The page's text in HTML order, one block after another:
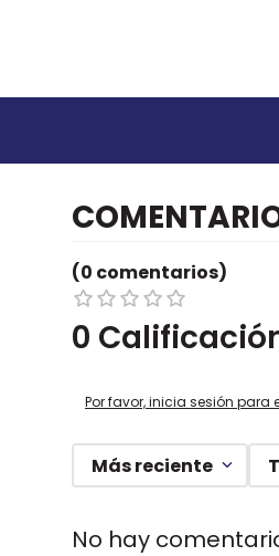
0
(0 comentarios)
Por favor, inicia sesión para
Más reciente
No hay